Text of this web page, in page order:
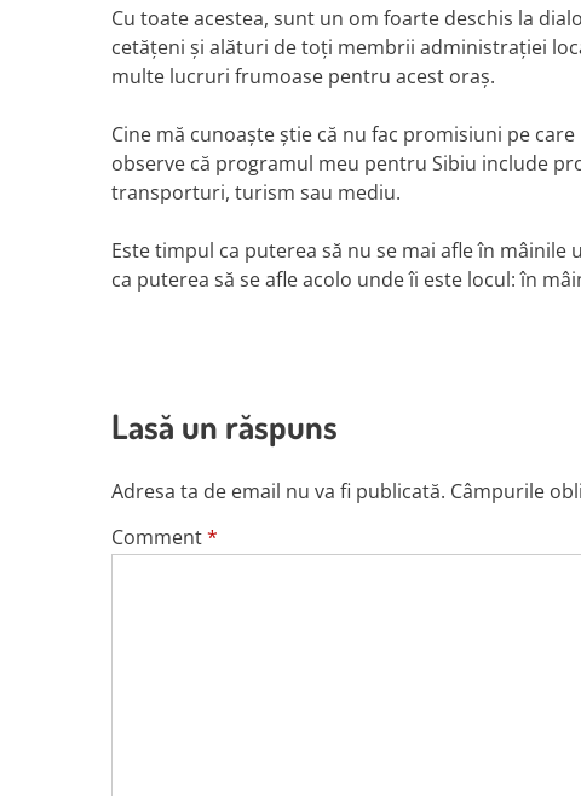
Cu toate acestea, sunt un om foarte deschis la
cetățeni și alături de toți membrii administrației
multe lucruri frumoase pentru acest oraș.
Cine mă cunoaște știe că nu fac promisiuni pe
observe că programul meu pentru Sibiu include
transporturi, turism sau mediu.
Este timpul ca puterea să nu se mai afle în
ca puterea să se afle acolo unde îi este locul: în
Lasă un răspuns
Adresa ta de email nu va fi publicată. Câmpurile
Comment*